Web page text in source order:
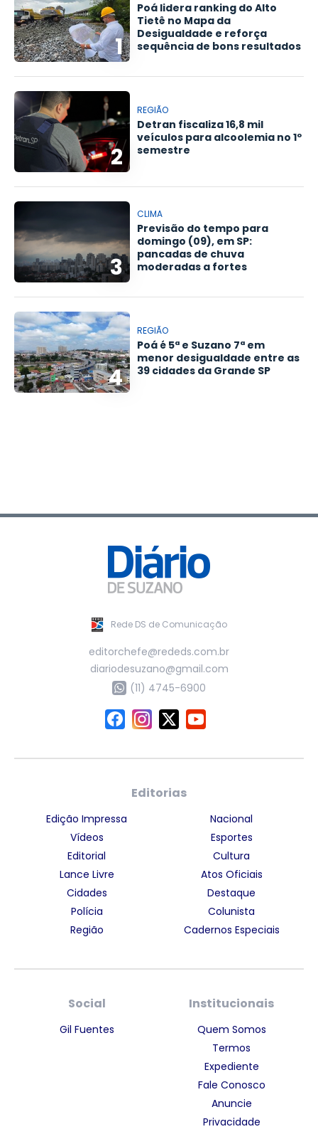
1
Poá lidera ranking do Alto
Tietê no Mapa da
Desigualdade e reforça
sequência de bons resultados
2
REGIÃO
Detran fiscaliza 16,8 mil
veículos para alcoolemia no 1º
semestre
3
CLIMA
Previsão do tempo para
domingo (09), em SP:
pancadas de chuva
moderadas a fortes
4
REGIÃO
Poá é 5ª e Suzano 7ª em
menor desigualdade entre as
39 cidades da Grande SP
Rede DS de Comunicação
editorchefe@rededs.com.br
diariodesuzano@gmail.com
(11) 4745-6900
Editorias
Edição Impressa
Vídeos
Editorial
Lance Livre
Cidades
Polícia
Região
Nacional
Esportes
Cultura
Atos Oficiais
Destaque
Colunista
Cadernos Especiais
Social
Gil Fuentes
Institucionais
Quem Somos
Termos
Expediente
Fale Conosco
Anuncie
Privacidade